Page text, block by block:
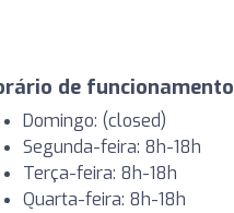
de funcionamento
Domingo: (closed)
Segunda-feira: 8h-18h
Terça-feira: 8h-18h
Quarta-feira: 8h-18h